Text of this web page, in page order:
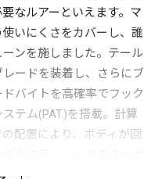
なルアーといえます。マ
いにくさをカバーし、誰
ンを施しました。テール
ードを装着し、さらにブ
バイトを高確率でフック
テム(PAT.)を搭載。計算
配置により、ボディが回